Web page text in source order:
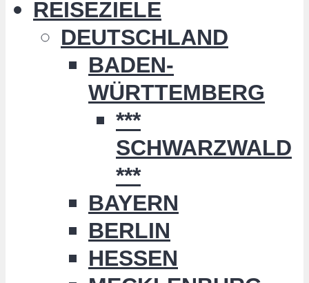
REISEZIELE
DEUTSCHLAND
BADEN-
WÜRTTEMBERG
***
SCHWARZWALD
***
BAYERN
BERLIN
HESSEN